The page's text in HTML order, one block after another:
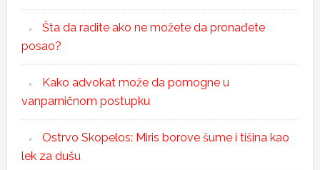
Šta da radite ako ne možete da pronađete
posao?
Kako advokat može da pomogne u
vanparničnom postupku
Ostrvo Skopelos: Miris borove šume i tišina kao
lek za dušu